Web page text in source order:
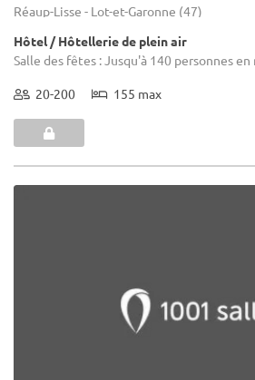
Réaup-Lisse - Lot-et-Garonne (47)
Hôtel / Hôtellerie de plein air
Salle des fêtes : Jusqu'à 140 personnes en
20-200 155 max